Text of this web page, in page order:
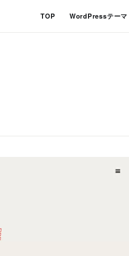
TOP WordPressテーマ